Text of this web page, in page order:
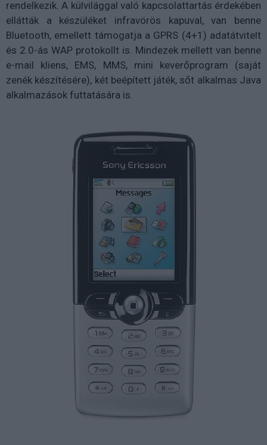
rendelkezik. A külvilággal való kapcsolattartás érdekében
ellátták a készüléket infravörös kapuval, van benne
Bluetooth, emellett támogatja a GPRS (4+1) adatátvitelt
és 2.0-ás WAP protokollt is. Mindezek mellett van benne
e-mail kliens, EMS, MMS, mini keverőprogram (saját
zenék készítésére), két beépített játék, sőt alkalmas Java
alkalmazások futtatására is.